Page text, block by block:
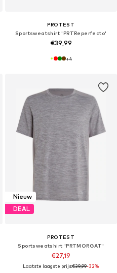
PROTEST
Sportsweatshirt 'PRTReperfecto'
€39,99
+4
Nieuw
DEAL
PROTEST
Sportsweatshirt 'PRTMORGAT'
€27,19
Laatste laagste prijs:€39,99-32%